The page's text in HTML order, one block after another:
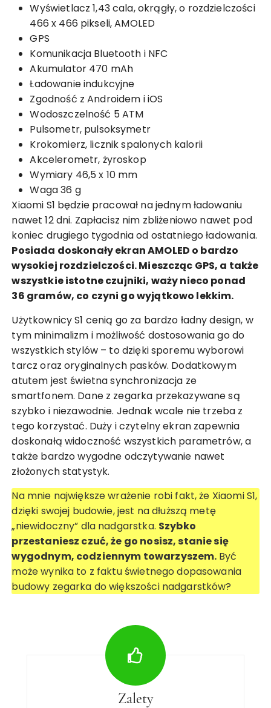
Wyświetlacz 1,43 cala, okrągły, o rozdzielczości
466 x 466 pikseli, AMOLED
GPS
Komunikacja Bluetooth i NFC
Akumulator 470 mAh
Ładowanie indukcyjne
Zgodność z Androidem i iOS
Wodoszczelność 5 ATM
Pulsometr, pulsoksymetr
Krokomierz, licznik spalonych kalorii
Akcelerometr, żyroskop
Wymiary 46,5 x 10 mm
Waga 36 g
Xiaomi S1 będzie pracował na jednym ładowaniu
nawet 12 dni. Zapłacisz nim zbliżeniowo nawet pod
koniec drugiego tygodnia od ostatniego ładowania.
Posiada doskonały ekran AMOLED o bardzo
wysokiej rozdzielczości. Mieszcząc GPS, a także
wszystkie istotne czujniki, waży nieco ponad
36 gramów, co czyni go wyjątkowo lekkim.
Użytkownicy S1 cenią go za bardzo ładny design, w
tym minimalizm i możliwość dostosowania go do
wszystkich stylów – to dzięki sporemu wyborowi
tarczoraz oryginalnych pasków. Dodatkowym
atutem jest świetna synchronizacja ze
smartfonem. Dane z zegarka przekazywane są
szybko i niezawodnie. Jednak wcale nie trzeba z
tego korzystać. Duży i czytelny ekran zapewnia
doskonałą widoczność wszystkich parametrów, a
także bardzo wygodne odczytywanie nawet
złożonych statystyk.
Na mnie największe wrażenie robi fakt, że Xiaomi S1,
dzięki swojej budowie, jest na dłuższą metę
„niewidoczny” dla nadgarstka. Szybko
przestaniesz czuć, że go nosisz, stanie się
wygodnym, codziennym towarzyszem. Być
może wynika to z faktu świetnego dopasowania
budowy zegarka do większości nadgarstków?
Zalety